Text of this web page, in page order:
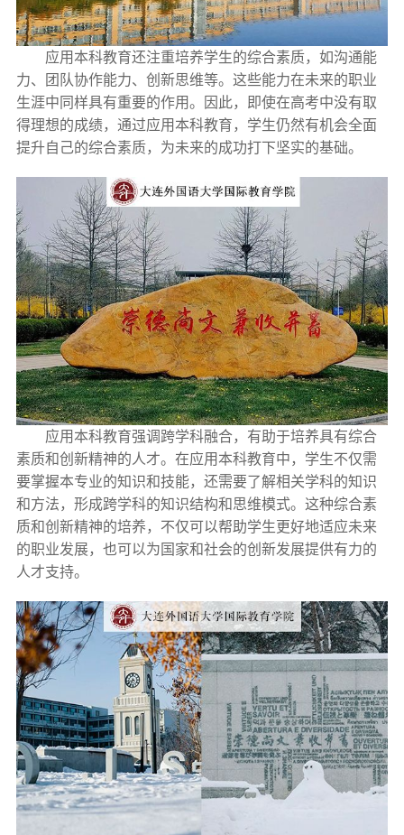
应用本科教育还注重培养学生的综合素质，如沟通能
力、团队协作能力、创新思维等。这些能力在未来的职业
生涯中同样具有重要的作用。因此，即使在高考中没有取
得理想的成绩，通过应用本科教育，学生仍然有机会全面
提升自己的综合素质，为未来的成功打下坚实的基础。
应用本科教育强调跨学科融合，有助于培养具有综合
素质和创新精神的人才。在应用本科教育中，学生不仅需
要掌握本专业的知识和技能，还需要了解相关学科的知识
和方法，形成跨学科的知识结构和思维模式。这种综合素
质和创新精神的培养，不仅可以帮助学生更好地适应未来
的职业发展，也可以为国家和社会的创新发展提供有力的
人才支持。